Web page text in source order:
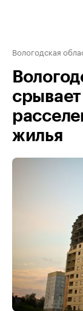
Вологодская
жилья